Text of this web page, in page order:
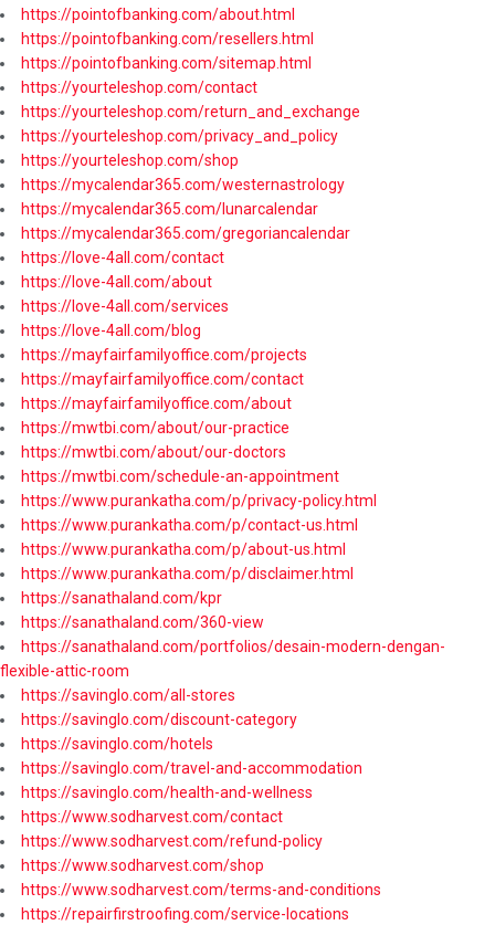
https://pointofbanking.com/about.html
https://pointofbanking.com/resellers.html
https://pointofbanking.com/sitemap.html
https://yourteleshop.com/contact
https://yourteleshop.com/return_and_exchange
https://yourteleshop.com/privacy_and_policy
https://yourteleshop.com/shop
https://mycalendar365.com/westernastrology
https://mycalendar365.com/lunarcalendar
https://mycalendar365.com/gregoriancalendar
https://love-4all.com/contact
https://love-4all.com/about
https://love-4all.com/services
https://love-4all.com/blog
https://mayfairfamilyoffice.com/projects
https://mayfairfamilyoffice.com/contact
https://mayfairfamilyoffice.com/about
https://mwtbi.com/about/our-practice
https://mwtbi.com/about/our-doctors
https://mwtbi.com/schedule-an-appointment
https://www.purankatha.com/p/privacy-policy.html
https://www.purankatha.com/p/contact-us.html
https://www.purankatha.com/p/about-us.html
https://www.purankatha.com/p/disclaimer.html
https://sanathaland.com/kpr
https://sanathaland.com/360-view
https://sanathaland.com/portfolios/desain-modern-dengan-
flexible-attic-room
https://savinglo.com/all-stores
https://savinglo.com/discount-category
https://savinglo.com/hotels
https://savinglo.com/travel-and-accommodation
https://savinglo.com/health-and-wellness
https://www.sodharvest.com/contact
https://www.sodharvest.com/refund-policy
https://www.sodharvest.com/shop
https://www.sodharvest.com/terms-and-conditions
https://repairfirstroofing.com/service-locations